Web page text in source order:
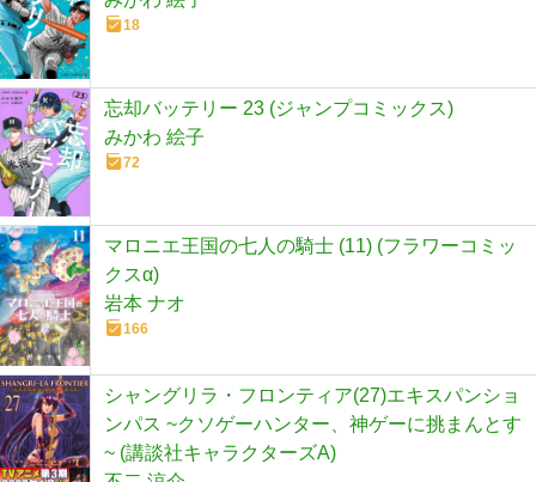
18
忘却バッテリー 23 (ジャンプコミックス)
みかわ 絵子
72
マロニエ王国の七人の騎士 (11) (フラワーコミッ
クスα)
岩本 ナオ
166
シャングリラ・フロンティア(27)エキスパンショ
ンパス ~クソゲーハンター、神ゲーに挑まんとす
~ (講談社キャラクターズA)